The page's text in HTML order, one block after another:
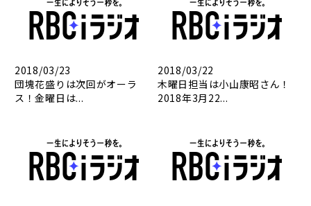
2018/03/23
団塊花盛りは次回がオーラ
ス！金曜日は...
2018/03/22
木曜日担当は小山康昭さん！
2018年3月22...